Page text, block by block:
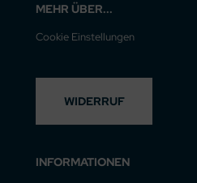
MEHR ÜBER...
Cookie Einstellungen
WIDERRUF
INFORMATIONEN